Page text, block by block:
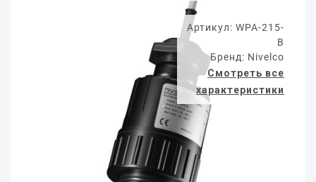
Артикул: WPA-215-
B
Бренд: Nivelco
Смотреть все
характеристики